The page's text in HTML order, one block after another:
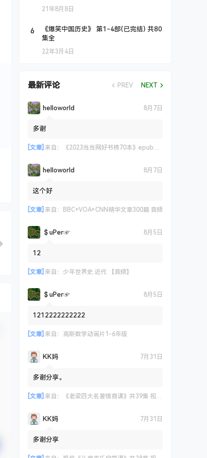
21年8月8日
6
《爆笑中国历史》 第1-4部(已完结) 共80
集全
22年3月4日
最新评论 PREV NEXT
helloworld 8月7日
多谢
[文章] 来自： 《2023当当网好书榜70本》epub+azw3+mobi格式
helloworld 8月7日
这个好
[文章] 来自： BBC+VOA+CNN精华文章300篇 音频
＄uΡer☞ 8月5日
12
[文章] 来自： 少年世界史.近代 【音频】
＄uΡer☞ 8月5日
1212222222222
[文章] 来自： 高斯数学动画片1-6年级
KK妈 7月31日
多谢分享。
[文章] 来自： 《老梁四大名著情商课》共39集 视频课程
KK妈 7月31日
多谢分享